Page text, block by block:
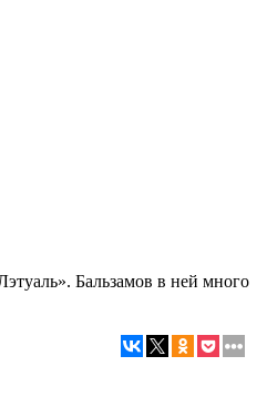
Бальзамов в ней много